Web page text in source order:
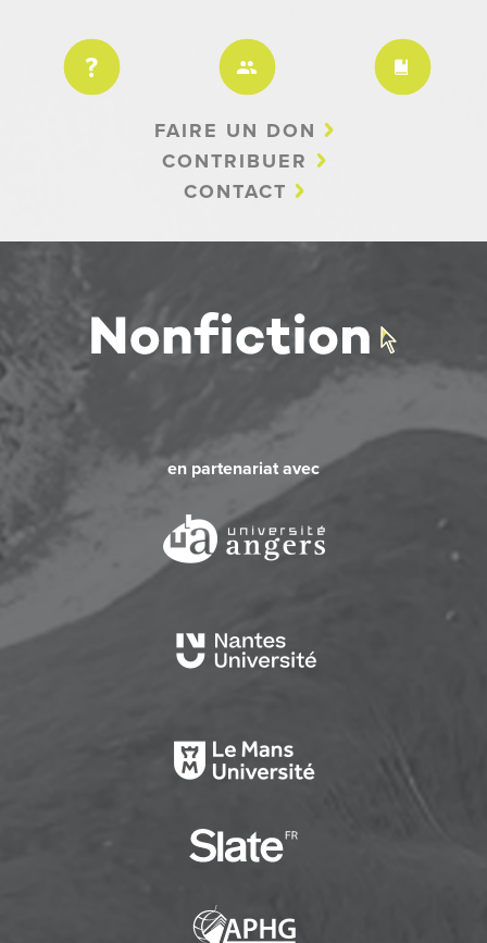
FAIRE UN DON
CONTRIBUER
CONTACT
en partenariat avec